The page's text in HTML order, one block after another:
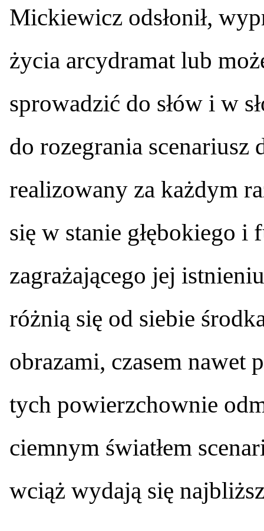
Mickiewicz odsłonił,
życia arcydramat lub
sprowadzić do słów i w
do rozegrania scenariusz
realizowany za każdym
się w stanie głębokiego i
zagrażającego jej
różnią się od siebie
obrazami, czasem nawet
tych powierzchownie
ciemnym światłem
wciąż wydają się